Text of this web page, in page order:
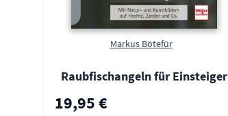
Markus Bötefür
Raubfischangeln für Einsteiger
19,95 €